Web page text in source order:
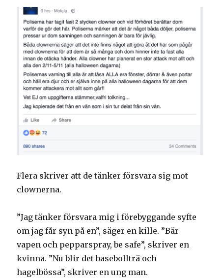
Flera skriver att de tänker försvara sig mot
clownerna.
”Jag tänker försvara mig i förebyggande syfte
om jag får syn på en”, säger en kille. ”Bär
vapen och pepparspray, be safe”, skriver en
kvinna. ”Nu blir det basebollträ och
hagelbössa”, skriver en ung man.